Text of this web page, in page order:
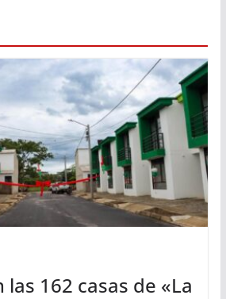
162 casas de «La